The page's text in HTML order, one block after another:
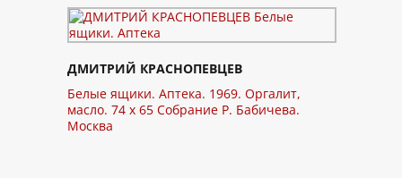
ДМИТРИЙ КРАСНОПЕВЦЕВ
Белые ящики. Аптека. 1969. Оргалит,
масло. 74 x 65 Собрание Р. Бабичева.
Москва